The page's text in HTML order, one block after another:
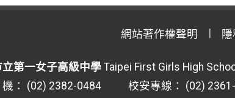
網站著作權聲明
立第一女子高級中學 Taipei First Girls High
(02) 2382-0484 校安專線： (02) 2361-